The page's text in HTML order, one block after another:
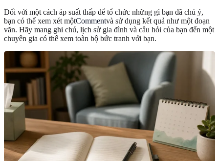
Đối với một cách áp suất thấp để tổ chức những gì bạn đã chú ý,
bạn có thể xem xét mộtCommentvà sử dụng kết quả như một đoạn
văn. Hãy mang ghi chú, lịch sử gia đình và câu hỏi của bạn đến một
chuyên gia có thể xem toàn bộ bức tranh với bạn.